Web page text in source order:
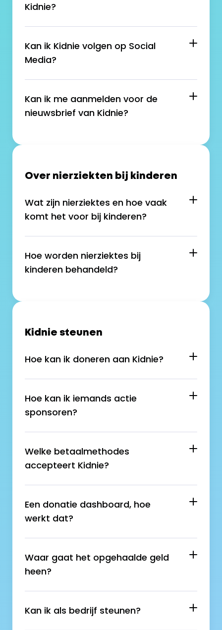
Kidnie?
Kan ik Kidnie volgen op Social
Media?
Kan ik me aanmelden voor de
nieuwsbrief van Kidnie?
Over nierziekten bij kinderen
Wat zijn nierziektes en hoe vaak
komt het voor bij kinderen?
Hoe worden nierziektes bij
kinderen behandeld?
Kidnie steunen
Hoe kan ik doneren aan Kidnie?
Hoe kan ik iemands actie
sponsoren?
Welke betaalmethodes
accepteert Kidnie?
Een donatie dashboard, hoe
werkt dat?
Waar gaat het opgehaalde geld
heen?
Kan ik als bedrijf steunen?